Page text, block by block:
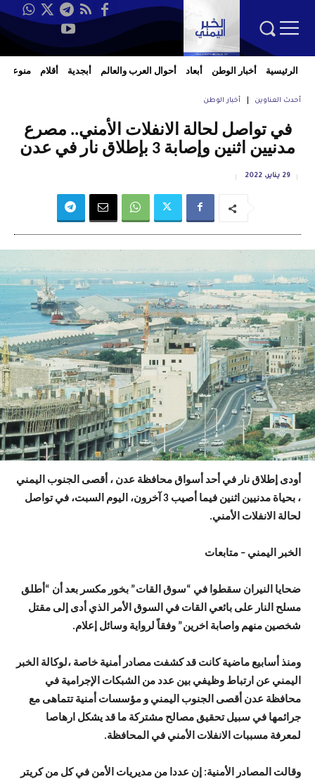
الرئيسية أخبار الوطن أبعاد أحوال العرب والعالم أبجدية أقلام منوعات
أحدث العناوين أخبار الوطن
في تواصل لحالة الانفلات الأمني.. مصرع
مدنيين اثنين وإصابة 3 بإطلاق نار في عدن
29 يناير، 2022
أودى إطلاق نار في أحد أسواق محافظة عدن ، أقصى الجنوب اليمني
، بحياة مدنيين اثنين فيما أصيب 3 آخرون، اليوم السبت، في تواصل
لحالة الانفلات الأمني.
الخبر اليمني – متابعات
ضحايا النيران سقطوا في “سوق القات” بخور مكسر بعد أن “أطلق
مسلح النار على بائعي القات في السوق الأمر الذي أدى إلى مقتل
شخصين منهم واصابة اخرين” وفقاً لرواية وسائل إعلام.
ومنذ أسابيع ماضية كانت قد كشفت مصادر أمنية خاصة ،لوكالة الخبر
اليمني عن ارتباط وظيفي بين عدد من الشبكات الإجرامية في
محافظة عدن أقصى الجنوب اليمني و مؤسسات أمنية تتماهى مع
جرائمها في سبيل تحقيق مصالح مشتركة ما قد يشكل ارهاصا
لمعرفة مسببات الانفلات الأمني في المحافظة.
وقالت المصادر الأمنية: إن عددا من مديريات الأمن في كل من كريتر